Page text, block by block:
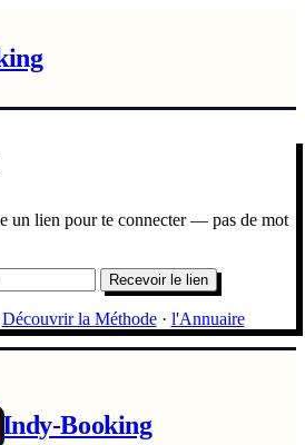
un lien pour te connecter — pas de mot
Recevoir le lien
Découvrir la Méthode · l'Annuaire
Indy-Booking